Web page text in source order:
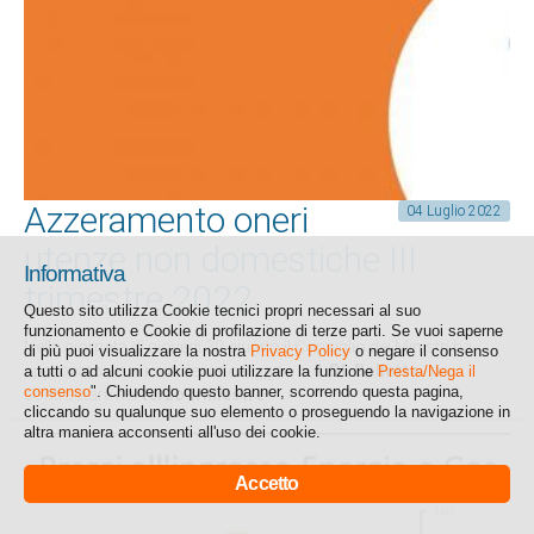
04 Luglio 2022
Azzeramento oneri
utenze non domestiche III
trimestre 2022
Nella giornata di giovedì 30 giugno il Consiglio dei Ministri ha
approvato un nuovo decreto legge – c.d.DL Bollette- per
contrastare nelterzo trimestre...
Informativa
Questo sito utilizza Cookie tecnici propri necessari al suo
funzionamento e Cookie di profilazione di terze parti. Se vuoi saperne
di più puoi visualizzare la nostra Privacy Policy o negare il consenso
a tutti o ad alcuni cookie puoi utilizzare la funzione Presta/Nega il
consenso". Chiudendo questo banner, scorrendo questa pagina,
cliccando su qualunque suo elemento o proseguendo la navigazione in
altra maniera acconsenti all'uso dei cookie.
Accetto